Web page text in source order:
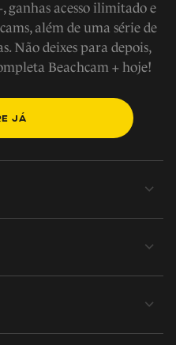
ganhas acesso ilimitado e
além de uma série de
Não deixes para depois,
Beachcam + hoje!
JÁ